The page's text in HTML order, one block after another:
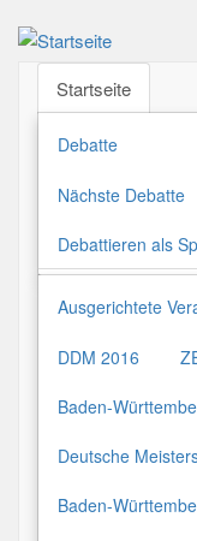
zum
Inhalt
Startseite
Debatte
Nächste Debatte
Debattieren als
Ausgerichtete
DDM 2016
Baden-
Deutsche
Baden-